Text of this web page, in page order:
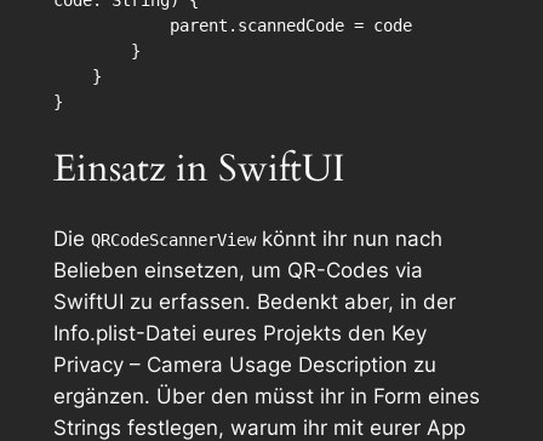
Einsatz in SwiftUI
Die QRCodeScannerViewkönnt ihr nun nach
Belieben einsetzen, um QR-Codes via
SwiftUI zu erfassen. Bedenkt aber, in der
Info.plist-Datei eures Projekts den Key
Privacy – Camera Usage Description zu
ergänzen. Über den müsst ihr in Form eines
Strings festlegen, warum ihr mit eurer App